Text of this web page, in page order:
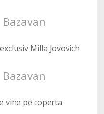
Milla Jovovich
vine pe coperta